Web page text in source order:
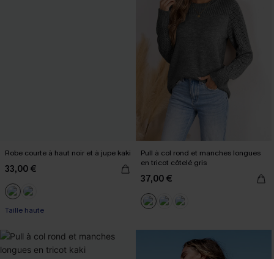
Robe courte à haut noir et à jupe kaki
33,00 €
Taille haute
Pull à col rond et manches longues
en tricot côtelé gris
37,00 €